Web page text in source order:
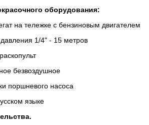
оборудования:
на тележке с бензиновым двигателем
1/4" - 15 метров
безвоздушное
поршневого насоса
языке